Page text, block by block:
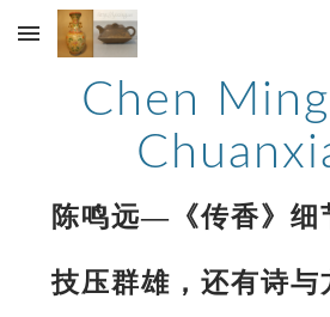
Skip to main content
Chen
陈鸣远—《传香》细
技压群雄，还有诗与